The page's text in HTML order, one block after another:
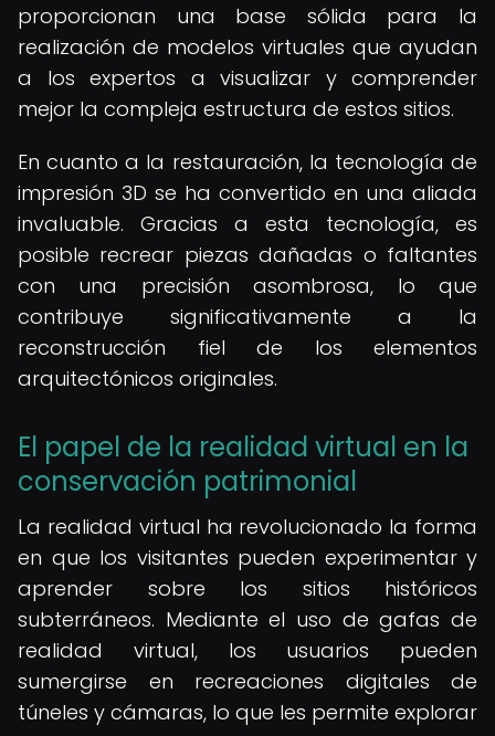
proporcionan una base sólida para la
realización de modelos virtuales que ayudan
a los expertos a visualizar y comprender
mejor la compleja estructura de estos sitios.
En cuanto a la restauración, la tecnología de
impresión 3D se ha convertido en una aliada
invaluable. Gracias a esta tecnología, es
posible recrear piezas dañadas o faltantes
con una precisión asombrosa, lo que
contribuye significativamente a la
reconstrucción fiel de los elementos
arquitectónicos originales.
El papel de la realidad virtual en la
conservación patrimonial
La realidad virtual ha revolucionado la forma
en que los visitantes pueden experimentar y
aprender sobre los sitios históricos
subterráneos. Mediante el uso de gafas de
realidad virtual, los usuarios pueden
sumergirse en recreaciones digitales de
túneles y cámaras, lo que les permite explorar